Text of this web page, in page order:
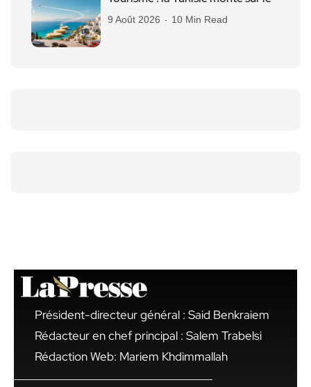
9 Août 2026 10 Min Read
Président-directeur général : Said Benkraiem
Rédacteur en chef principal : Salem Trabelsi
Rédaction Web: Mariem Khdimmallah